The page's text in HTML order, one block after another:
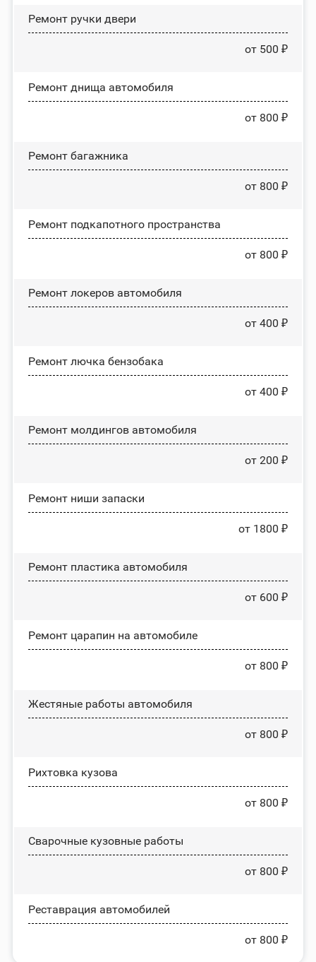
Ремонт ручки двери
от 500 ₽
Ремонт днища автомобиля
от 800 ₽
Ремонт багажника
от 800 ₽
Ремонт подкапотного пространства
от 800 ₽
Ремонт лoĸepoв автомобиля
от 400 ₽
Ремонт лючка бензобака
от 400 ₽
Ремонт молдингов автомобиля
от 200 ₽
Ремонт ниши запаски
от 1800 ₽
Ремонт пластика автомобиля
от 600 ₽
Ремонт царапин на автомобиле
от 800 ₽
Жестяные работы автомобиля
от 800 ₽
Рихтовка кузова
от 800 ₽
Сварочные кузовные работы
от 800 ₽
Реставрация автомобилей
от 800 ₽